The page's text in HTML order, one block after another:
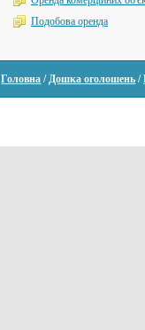
Подобова оренда
Головна /Дошка оголошень /